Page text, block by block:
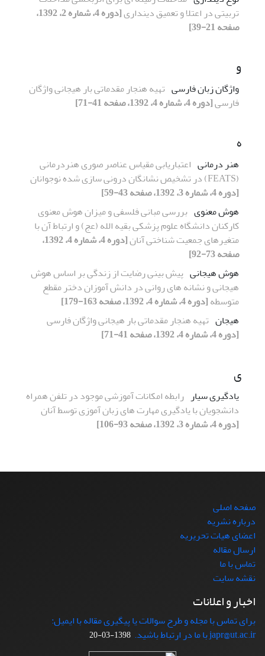
تربیتی در اعتلا و تعمیق دینداری
[دوره 4، شماره 2، 1392،
صفحه 21-39]
و
واژگان زبان فارسی تهیه هنجار مقدماتی بار هیجانی واژگان
فارسی[دوره 4، شماره 4، 1392، صفحه 41-71]
ه
هنر درمانی اعتباریابی مقیاس عناصر صوری هنردرمانی
(FEATS) در تشخیص نشانگان درونی‌ سازی‌ شده نوجوانان
[دوره 4، شماره 3، 1392، صفحه 43-59]
هوش معنوی بررسی مبانی فلسفی و میزان هوش معنوی
کارکنان دانشگاه علوم پزشکی بقیه الله (عج) و ارتباط آن با
متغیرهای جمعیت شناختی آنان
[دوره 4، شماره 4، 1392،
صفحه 73-92]
هوش هیجانی پیش بینی رضایت از زندگی بر اساس هوش
هیجانی و نشانه های روانی در دانش آموزان دختر مقطع
متوسطه[دوره 4، شماره 4، 1392، صفحه 163-179]
هیجان تهیه هنجار مقدماتی بار هیجانی واژگان فارسی
[دوره 4، شماره 4، 1392، صفحه 41-71]
ی
یادگیری سیار رابطه امکانات آموزشی موجود در تلفن همراه
دانشجویان با یادگیری مهارت های زبان آموزی توسط آنان
[دوره 4، شماره 3، 1392، صفحه 93-106]
صفحه اصلی
درباره نشریه
اعضای هیات تحریریه
ارسال مقاله
تماس با ما
نقشه سایت
اخبار و اعلانات
برای تماس با مجله و طرح سوالات یا پیگیری مقاله با ایمیل:
japr@ut.ac.ir با ما در ارتباط باشید.
1398-03-20